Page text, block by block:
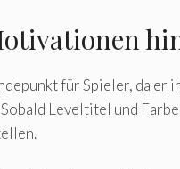
für Spieler, da er
Leveltitel und